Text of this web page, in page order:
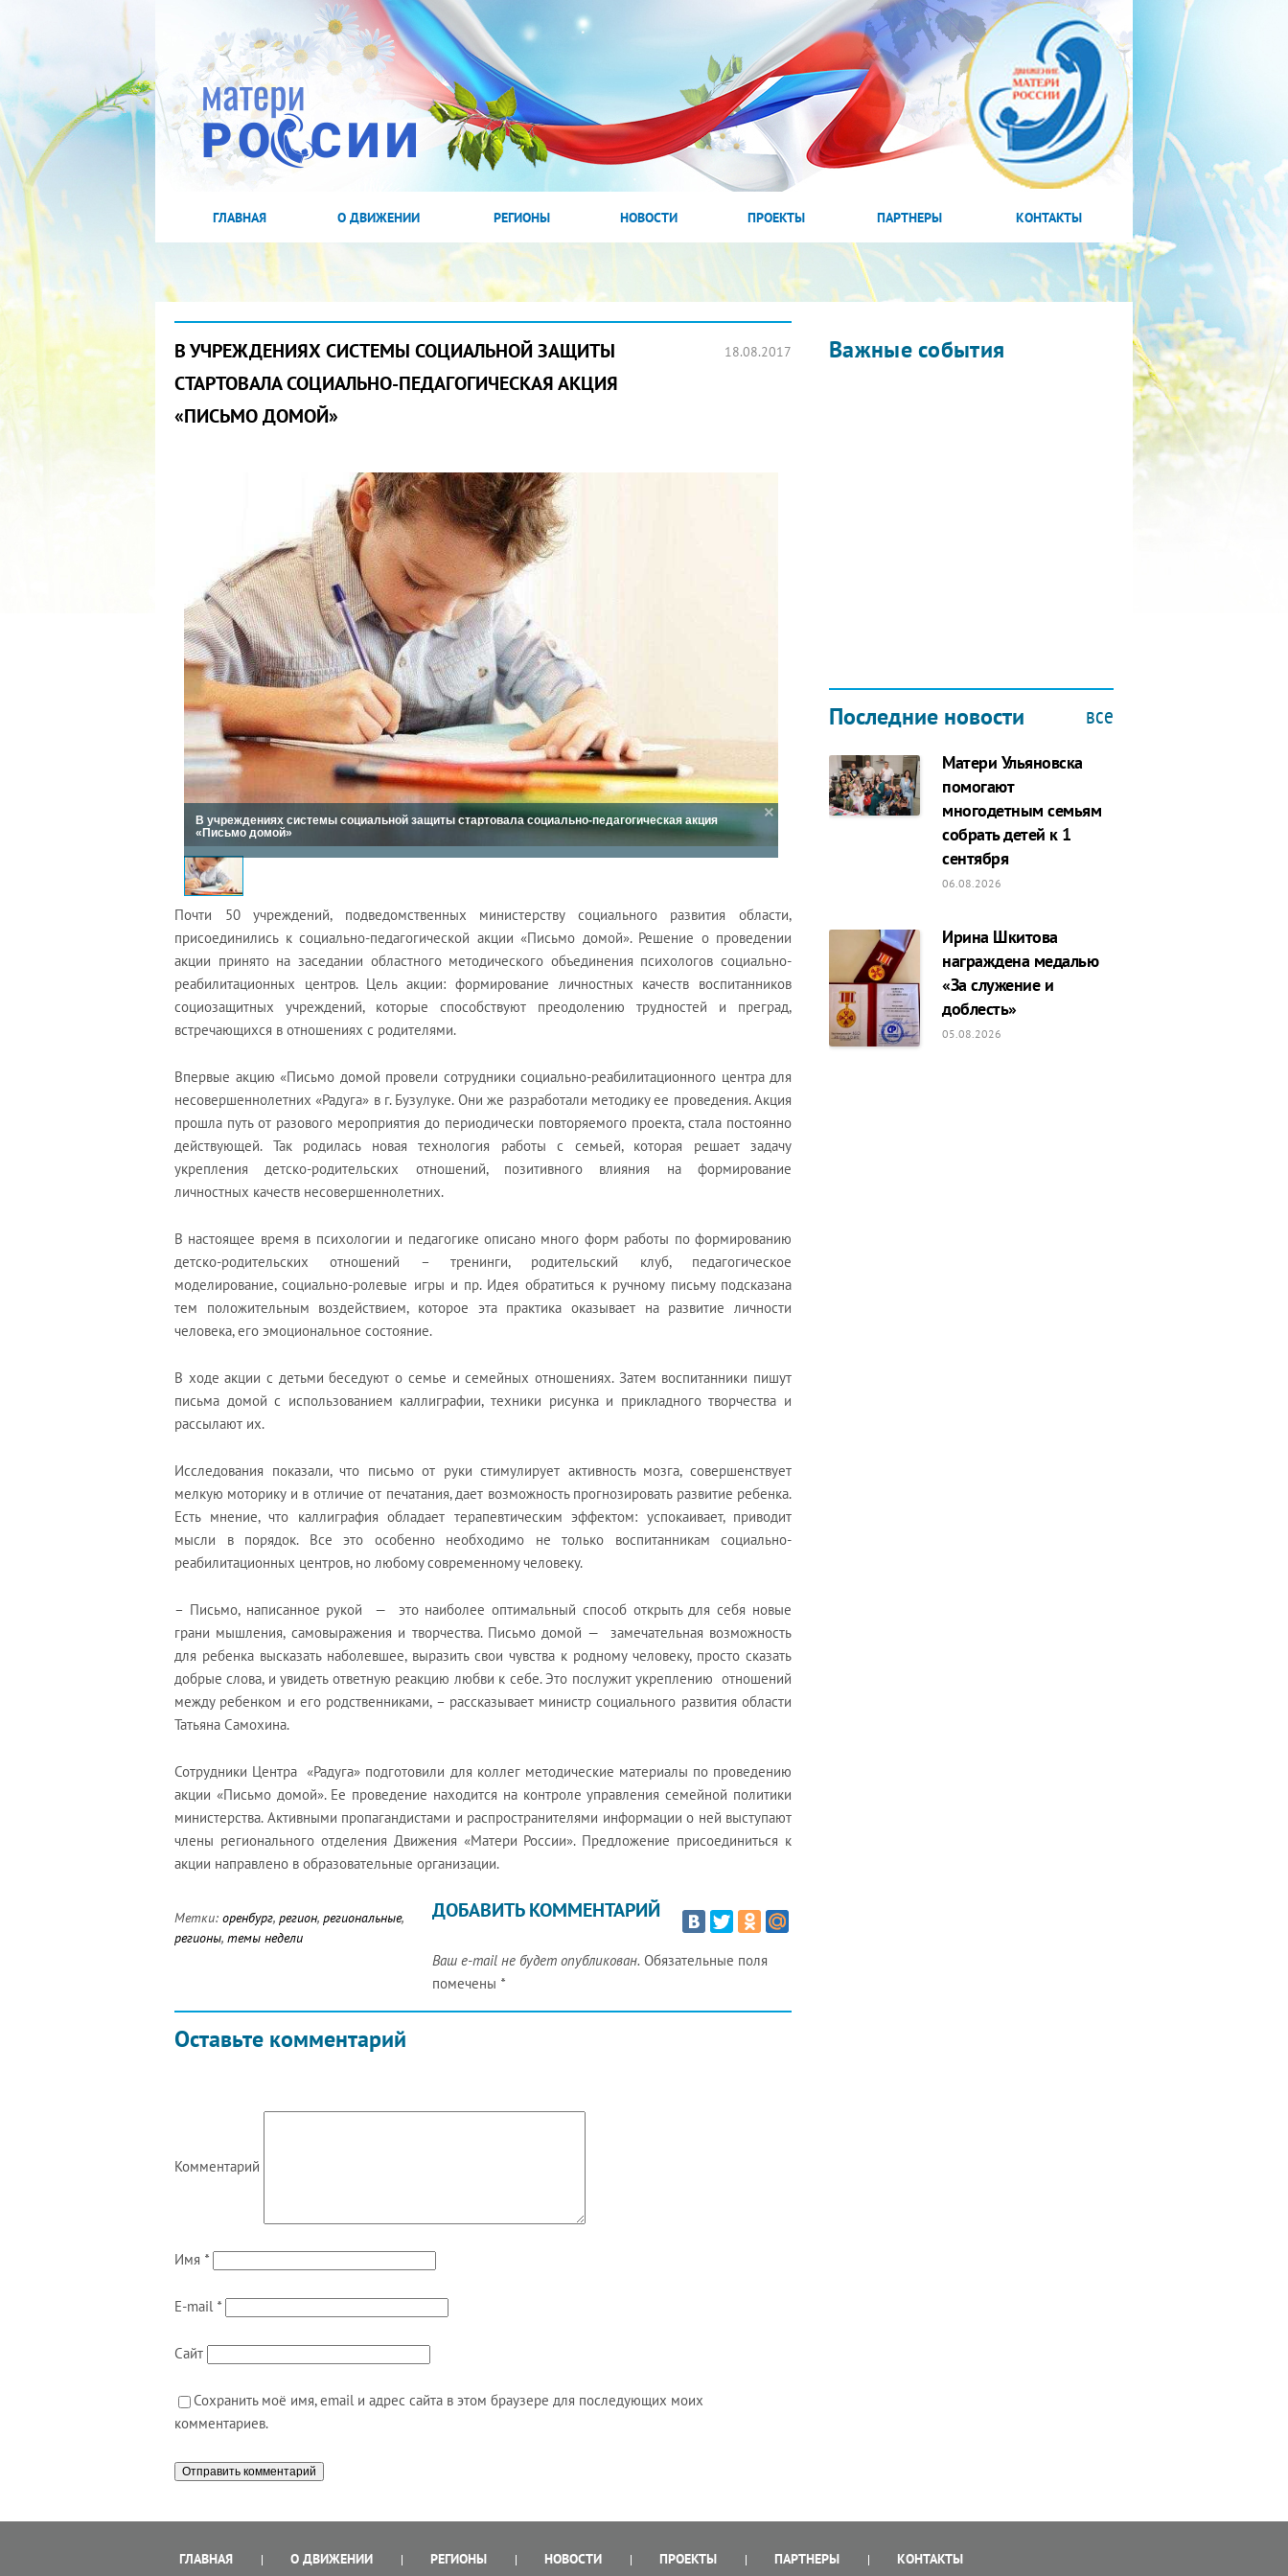
ГЛАВНАЯ О ДВИЖЕНИИ РЕГИОНЫ НОВОСТИ ПРОЕКТЫ ПАРТНЕРЫ КОНТАКТЫ
В УЧРЕЖДЕНИЯХ СИСТЕМЫ СОЦИАЛЬНОЙ ЗАЩИТЫ
СТАРТОВАЛА СОЦИАЛЬНО-ПЕДАГОГИЧЕСКАЯ АКЦИЯ
«ПИСЬМО ДОМОЙ»
18.08.2017
В учреждениях системы социальной защиты стартовала социально-педагогическая акция
«Письмо домой»
Почти 50 учреждений, подведомственных министерству социального развития области,
присоединились к социально-педагогической акции «Письмо домой». Решение о проведении
акции принято на заседании областного методического объединения психологов социально-
реабилитационных центров. Цель акции: формирование личностных качеств воспитанников
социозащитных учреждений, которые способствуют преодолению трудностей и преград,
встречающихся в отношениях с родителями.
Впервые акцию «Письмо домой провели сотрудники социально-реабилитационного центра для
несовершеннолетних «Радуга» в г. Бузулуке. Они же разработали методику ее проведения. Акция
прошла путь от разового мероприятия до периодически повторяемого проекта, стала постоянно
действующей. Так родилась новая технология работы с семьей, которая решает задачу
укрепления детско-родительских отношений, позитивного влияния на формирование
личностных качеств несовершеннолетних.
В настоящее время в психологии и педагогике описано много форм работы по формированию
детско-родительских отношений – тренинги, родительский клуб, педагогическое
моделирование, социально-ролевые игры и пр. Идея обратиться к ручному письму подсказана
тем положительным воздействием, которое эта практика оказывает на развитие личности
человека, его эмоциональное состояние.
В ходе акции с детьми беседуют о семье и семейных отношениях. Затем воспитанники пишут
письма домой с использованием каллиграфии, техники рисунка и прикладного творчества и
рассылают их.
Исследования показали, что письмо от руки стимулирует активность мозга, совершенствует
мелкую моторику и в отличие от печатания, дает возможность прогнозировать развитие ребенка.
Есть мнение, что каллиграфия обладает терапевтическим эффектом: успокаивает, приводит
мысли в порядок. Все это особенно необходимо не только воспитанникам социально-
реабилитационных центров, но любому современному человеку.
– Письмо, написанное рукой — это наиболее оптимальный способ открыть для себя новые
грани мышления, самовыражения и творчества. Письмо домой — замечательная возможность
для ребенка высказать наболевшее, выразить свои чувства к родному человеку, просто сказать
добрые слова, и увидеть ответную реакцию любви к себе. Это послужит укреплению отношений
между ребенком и его родственниками, – рассказывает министр социального развития области
Татьяна Самохина.
Сотрудники Центра «Радуга» подготовили для коллег методические материалы по проведению
акции «Письмо домой». Ее проведение находится на контроле управления семейной политики
министерства. Активными пропагандистами и распространителями информации о ней выступают
члены регионального отделения Движения «Матери России». Предложение присоединиться к
акции направлено в образовательные организации.
Метки: оренбург, регион, региональные,
регионы, темы недели
Оставьте комментарий
ДОБАВИТЬ КОММЕНТАРИЙ
Ваш e-mail не будет опубликован. Обязательные поля
помечены *
Комментарий
Имя *
E-mail *
Сайт
Сохранить моё имя, email и адрес сайта в этом браузере для последующих моих
комментариев.
Важные события
2022 ГОД ПРОВОЗГЛАШЕН ГОДОМ
МАТЕРИ В ЯКУТИИ
19.12.2021
Последние новости все
Матери Ульяновска
помогают
многодетным семьям
собрать детей к 1
сентября
06.08.2026
Ирина Шкитова
награждена медалью
«За служение и
доблесть»
05.08.2026
ГЛАВНАЯ О ДВИЖЕНИИ РЕГИОНЫ НОВОСТИ ПРОЕКТЫ ПАРТНЕРЫ КОНТАКТЫ